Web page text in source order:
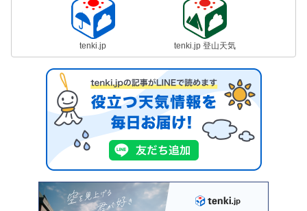
tenki.jp tenki.jp 登山天気